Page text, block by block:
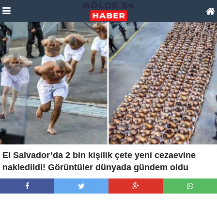
El Salvador’da 2 bin kişilik çete yeni cezaevine
nakledildi! Görüntüler dünyada gündem oldu